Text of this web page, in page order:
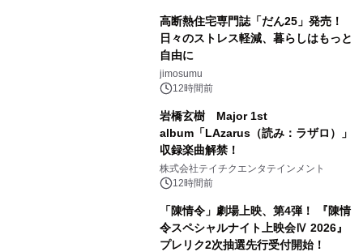
高断熱住宅専門誌「だん25」発売！
日々のストレス軽減、暮らしはもっと
自由に
jimosumu
12時間前
岩橋玄樹 Major 1st
album「LAzarus（読み：ラザロ）」
収録楽曲解禁！
株式会社テイチクエンタテインメント
12時間前
「陳情令」劇場上映、第4弾！ 『陳情
令スペシャルナイト上映会Ⅳ 2026』
プレリク2次抽選先行受付開始！